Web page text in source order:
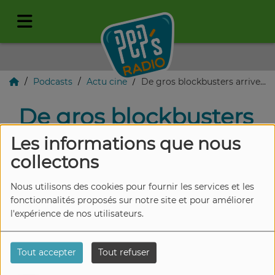
Les informations que nous
collectons
Nous utilisons des cookies pour fournir les services et les
fonctionnalités proposés sur notre site et pour améliorer
l'expérience de nos utilisateurs.
Tout accepter Tout refuser
Podcasts Actu ciné De gros blockbusters arrivent
De gros blockbusters
arrivent